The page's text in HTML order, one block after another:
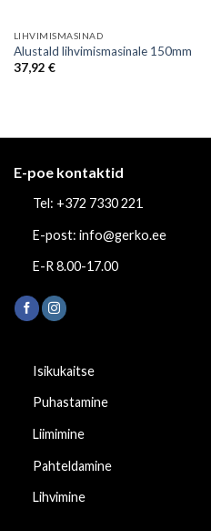
LIHVIMISMASINAD
Alustald lihvimismasinale 150mm
37,92 €
E-poe kontaktid
Tel: +372 7330 221
E-post: info@gerko.ee
E-R 8.00-17.00
Isikukaitse
Puhastamine
Liimimine
Pahteldamine
Lihvimine